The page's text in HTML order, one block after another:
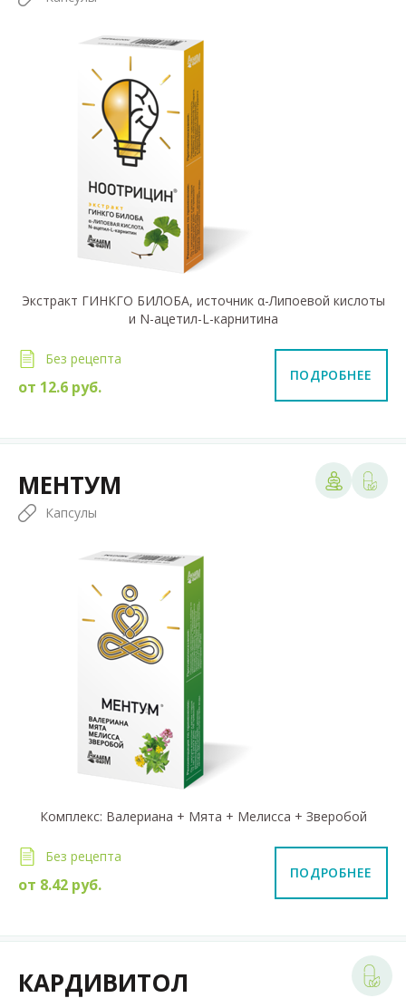
Экстракт ГИНКГО БИЛОБА, источник α-Липоевой кислоты
и N-ацетил-L-карнитина
Без рецепта
от 12.6 руб.
ПОДРОБНЕЕ
МЕНТУМ
Капсулы
Комплекс: Валериана + Мята + Мелисса + Зверобой
Без рецепта
от 8.42 руб.
ПОДРОБНЕЕ
КАРДИВИТОЛ